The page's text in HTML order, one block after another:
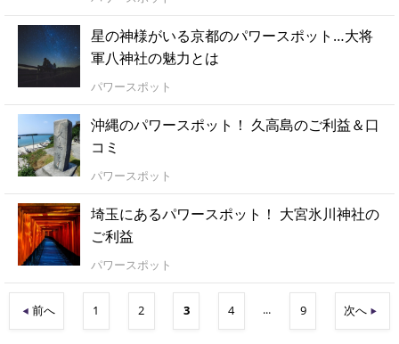
星の神様がいる京都のパワースポット…大将
軍八神社の魅力とは
パワースポット
沖縄のパワースポット！ 久高島のご利益＆口
コミ
パワースポット
埼玉にあるパワースポット！ 大宮氷川神社の
ご利益
パワースポット
前へ 1 2 3 4 ... 9 次へ